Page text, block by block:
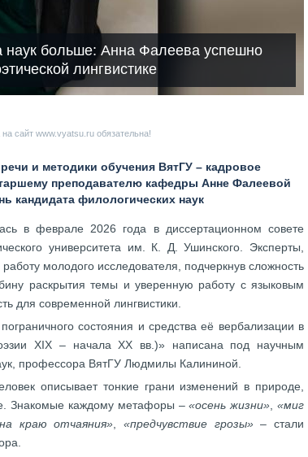
наук больше: Анна Фалеева успешно
лингвистике
сайт www.vyatsu.ru обязательна!
и методики обучения ВятГУ – кадровое
преподавателю кафедры Анне Фалеевой
кандидата филологических наук
в феврале 2026 года в диссертационном совете
университета им. К. Д. Ушинского. Эксперты,
молодого исследователя, подчеркнув сложность
раскрытия темы и уверенную работу с языковым
для современной лингвистики.
состояния и средства её вербализации в
XIX – начала XX вв.)» написана под научным
профессора ВятГУ Людмилы Калининой.
описывает тонкие грани изменений в природе,
Знакомые каждому метафоры –«осень жизни» ,«миг
краю отчаяния» ,«предчувствие грозы»– стали